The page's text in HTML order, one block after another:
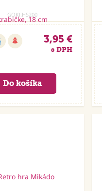
GOKI.HS200
3,95 €
s DPH